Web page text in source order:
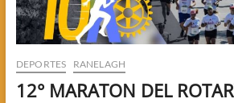
DEPORTES RANELAGH
12° MARATON DEL